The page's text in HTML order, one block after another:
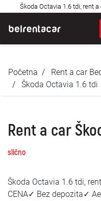
Cene
O nama
Najčešća pitanja
Blog
Početna Rent a car
Škoda Octavia 1.6 tdi
Rent a car
slično
Škoda Octavia 1.6 tdi,
CENA✓ Bez depozita✓